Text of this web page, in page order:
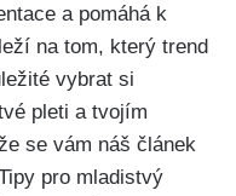
a pomáhá k
na tom, který⁣ trend
vybrat si
pleti a tvojím‌
se vám ⁢náš článek
pro⁤ mladistvý